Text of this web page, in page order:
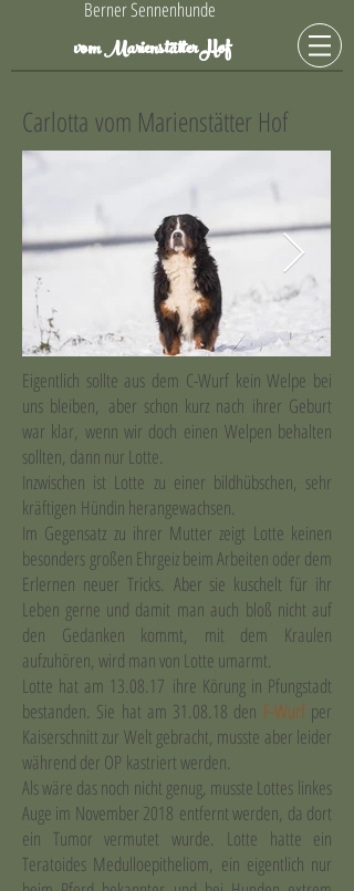
Berner Sennenhunde
vom MarienstätterHof
Carlotta vom Marienstätter Hof
Eigentlich sollte aus dem C-Wurf kein Welpe bei
uns bleiben, aber schon kurz nach ihrer Geburt
war klar, wenn wir doch einen Welpen behalten
sollten, dann nur Lotte.
Inzwischen ist Lotte zu einer bildhübschen, sehr
kräftigen Hündin herangewachsen.
Im Gegensatz zu ihrer Mutter zeigt Lotte keinen
besonders großen Ehrgeiz beim Arbeiten oder dem
Erlernen neuer Tricks. Aber sie kuschelt für ihr
Leben gerne und damit man auch bloß nicht auf
den Gedanken kommt, mit dem Kraulen
aufzuhören, wird man von Lotte umarmt.
Lotte hat am 13.08.17 ihre Körung in Pfungstadt
bestanden. Sie hat am 31.08.18 den F-Wurfper
Kaiserschnitt zur Welt gebracht, musste aber leider
während der OP kastriert werden.
Als wäre das noch nicht genug, musste Lottes linkes
Auge im November 2018 entfernt werden, da dort
ein Tumor vermutet wurde. Lotte hatte ein
Teratoides Medulloepitheliom, ein eigentlich nur